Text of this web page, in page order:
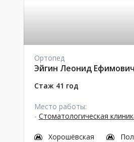
Ортопед
Эйгин Леонид Ефимович
Стаж 41 год
Место работы:
- Стоматологическая
Хорошёвская